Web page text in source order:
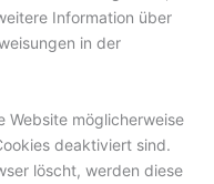
Information über
in der
Website möglicherweise
deaktiviert sind.
löscht, werden diese